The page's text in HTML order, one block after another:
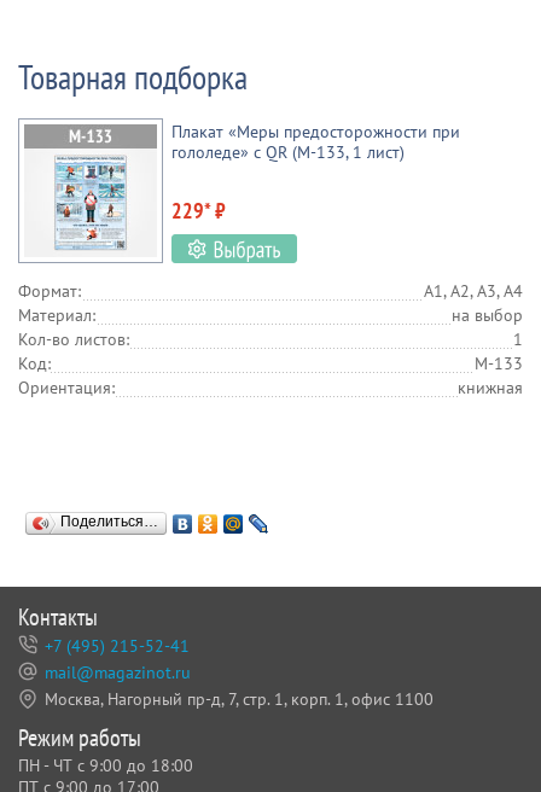
Товарная подборка
Плакат «Меры предосторожности при
гололеде» с QR (М-133, 1 лист)
229* ₽
Формат:
А1, А2, А3, А4
Материал:
на выбор
Кол-во листов:
1
Код:
М-133
Ориентация:
книжная
Поделиться…
Контакты
+7 (495) 215-52-41
mail@magazinot.ru
Москва, Нагорный пр-д, 7, стр. 1, корп. 1, офис 1100
Режим работы
ПН - ЧТ с 9:00 до 18:00
ПТ с 9:00 до 17:00